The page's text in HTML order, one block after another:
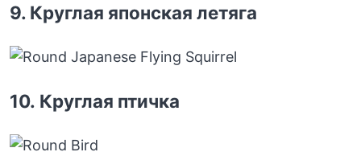
9. Круглая японская летяга
10. Круглая птичка